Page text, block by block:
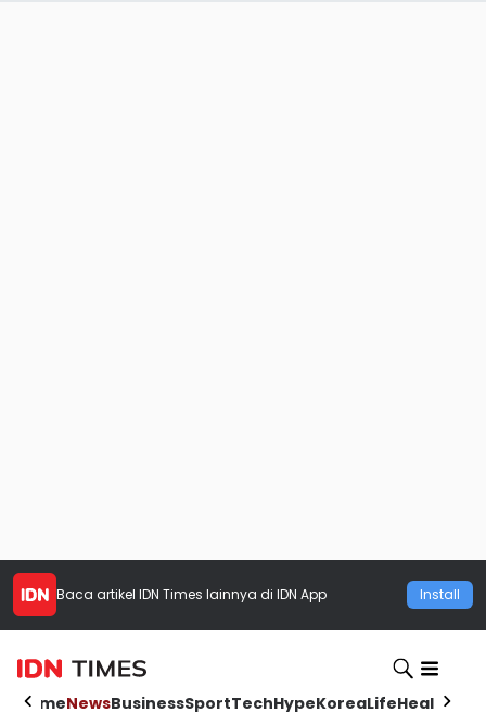
Baca artikel IDN Times lainnya di IDN App Install
HomeNewsBusinessSportTechHypeKoreaLifeHealth